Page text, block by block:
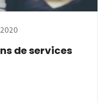
de services